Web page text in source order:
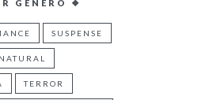
GÊNERO ❖
SUSPENSE
TERROR